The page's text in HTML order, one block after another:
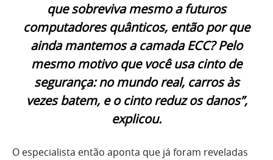
que sobreviva mesmo a futuros
computadores quânticos, então por que
ainda mantemos a camada ECC? Pelo
mesmo motivo que você usa cinto de
segurança: no mundo real, carros às
vezes batem, e o cinto reduz os danos”,
explicou.
O especialista então aponta que já foram reveladas